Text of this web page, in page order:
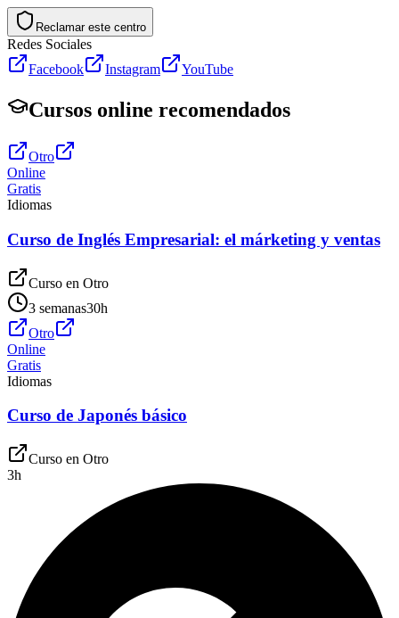
Reclamar este centro
Redes Sociales
Facebook
Instagram YouTube
Cursos online recomendados
Otro
Online
Gratis
Idiomas
Curso de Inglés Empresarial: el márketing y ventas
Curso en Otro
3 semanas30h
Otro
Online
Gratis
Idiomas
Curso de Japonés básico
Curso en Otro
3h